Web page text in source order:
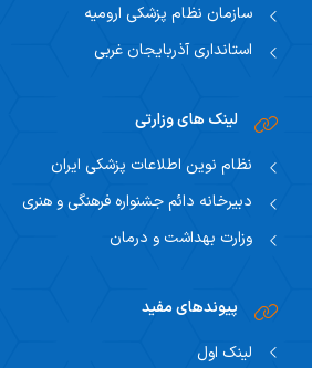
سازمان نظام پزشکی ارومیه
استانداری آذربایجان غربی
لینک های وزارتی
نظام نوین اطلاعات پزشکی ایران
دبیرخانه دائم جشنواره فرهنگی و هنری
وزارت بهداشت و درمان
پیوندهای مفید
لینک اول